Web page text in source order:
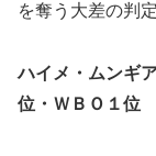
を奪う大差の判
ハイメ・ムンギ
位・ＷＢＯ１位